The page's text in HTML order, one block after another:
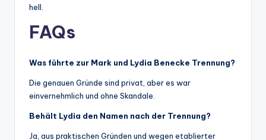
hell.
FAQs
Was führte zur Mark und Lydia Benecke Trennung?
Die genauen Gründe sind privat, aber es war
einvernehmlich und ohne Skandale.
Behält Lydia den Namen nach der Trennung?
Ja, aus praktischen Gründen und wegen etablierter